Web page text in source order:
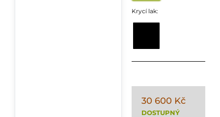
Krycí lak:
30 600 Kč
DOSTUPNÝ